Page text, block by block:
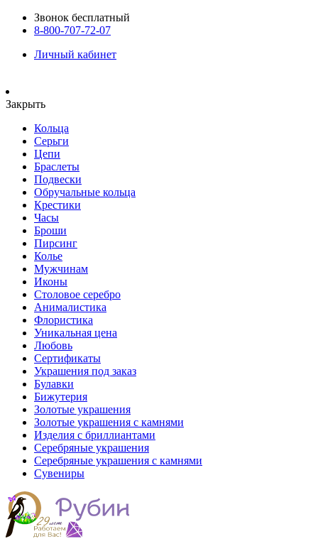
Звонок бесплатный
8-800-707-72-07
Личный кабинет
Закрыть
Кольца
Серьги
Цепи
Браслеты
Подвески
Обручальные кольца
Крестики
Часы
Броши
Пирсинг
Колье
Мужчинам
Иконы
Столовое серебро
Анималистика
Флористика
Уникальная цена
Любовь
Сертификаты
Украшения под заказ
Булавки
Бижутерия
Золотые украшения
Золотые украшения с камнями
Изделия с бриллиантами
Серебряные украшения
Серебряные украшения с камнями
Сувениры